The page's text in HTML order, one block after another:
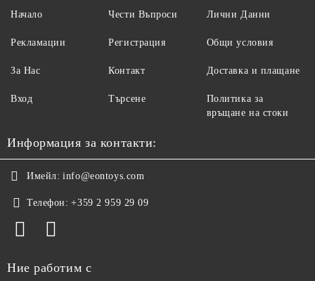
Начало
Рекламации
За Нас
Вход
Чести Въпроси
Регистрация
Контакт
Търсене
Лични Данни
Общи условия
Доставка и плащане
Политика за
връщане на стоки
Информация за контакти:
Имейл: info@eontoys.com
Телефон: +359 2 959 29 09
Ние работим с